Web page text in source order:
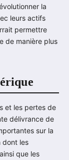
la
leurs actifs
permettre
de manière plus
et les pertes de
délivrance de
sur la
dont les
que les